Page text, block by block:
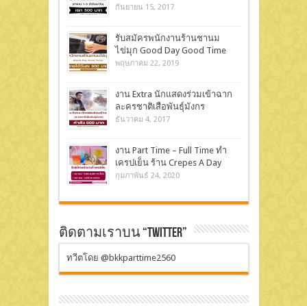
กันยายน 15, 2017
รับสมัครพนักงานร้านชานม
ไข่มุก Good Day Good Time
พฤษภาคม 22, 2019
งาน Extra นักแสดงร่วมเข้าฉาก
ละครชาติเสือพันธุ์มังกร
ธันวาคม 4, 2017
งาน Part Time – Full Time ทำ
เครปเย็น ร้าน Crepes A Day
กุมภาพันธ์ 24, 2020
ติดตามเราบน “Twitter”
ทวีตโดย @bkkparttime2560